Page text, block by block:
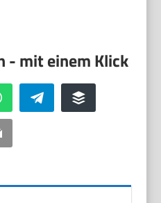
WhatsApp Telegram Buffer
Email